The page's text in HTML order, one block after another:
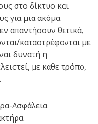
στο δίκτυο και
για μια ακόμα
απαντήσουν θετικά,
καταστρέφονται με
δυνατή η
με κάθε τρόπο,
Ασφάλεια